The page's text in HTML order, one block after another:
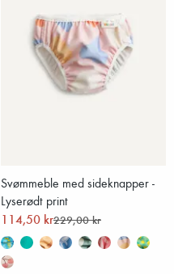
Svømmeble med sideknapper -
Lyserødt print
114,50 kr229,00 kr